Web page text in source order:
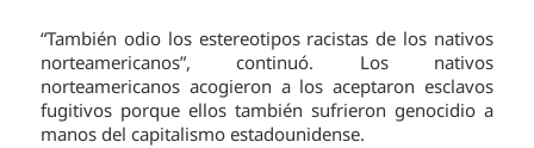
“También odio los estereotipos racistas de los nativos
norteamericanos”, continuó. Los nativos
norteamericanos acogieron a los aceptaron esclavos
fugitivos porque ellos también sufrieron genocidio a
manos del capitalismo estadounidense.